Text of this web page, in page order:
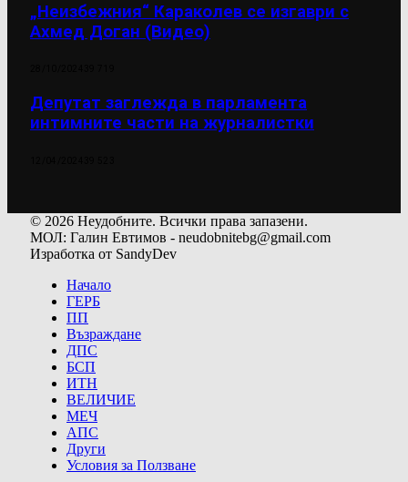
„Неизбежния“ Караколев се изгаври с
Ахмед Доган (Видео)
Депутат заглежда в парламента
интимните части на журналистки
© 2026 Неудобните. Всички права запазени.
МОЛ: Галин Евтимов - neudobnitebg@gmail.com
Изработка от SandyDev
Начало
ГЕРБ
ПП
Възраждане
ДПС
БСП
ИТН
ВЕЛИЧИЕ
МЕЧ
АПС
Други
Условия за Ползване